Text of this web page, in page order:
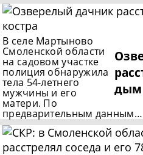
дым
В селе Мартыново
Смоленской области
на садовом участке
полиция обнаружила
тела 54-летнего
мужчины и его
матери. По
предварительным данным…